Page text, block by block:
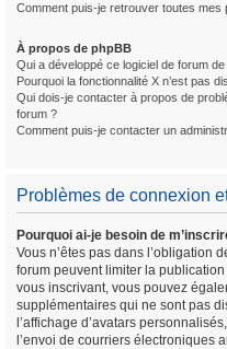
Comment puis-je retrouver toutes mes
À propos de phpBB
Qui a développé ce logiciel de forum
Pourquoi la fonctionnalité X n’est pas
Qui dois-je contacter à propos de
forum ?
Comment puis-je contacter un
Problèmes de connexion
Pourquoi ai-je besoin de
Vous n’êtes pas dans l’obligation
forum peuvent limiter la
vous inscrivant, vous pouvez
supplémentaires qui ne sont pas
l’affichage d’avatars
l’envoi de courriers électroniques